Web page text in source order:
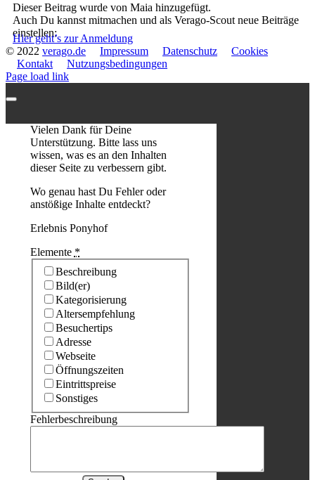
Dieser Beitrag wurde von Maia hinzugefügt.
Auch Du kannst mitmachen und als Verago-Scout neue Beiträge
einstellen:
Hier geht’s zur Anmeldung
© 2022 verago.de Impressum Datenschutz
Cookies
Kontakt
Nutzungsbedingungen
Page load link
Vielen Dank für Deine
Unterstützung. Bitte lass uns
wissen, was es an den Inhalten
dieser Seite zu verbessern gibt.
Wo genau hast Du Fehler oder
anstößige Inhalte entdeckt?
Erlebnis Ponyhof
Elemente *
Beschreibung
Bild(er)
Kategorisierung
Altersempfehlung
Besuchertips
Adresse
Webseite
Öffnungszeiten
Eintrittspreise
Sonstiges
Fehlerbeschreibung